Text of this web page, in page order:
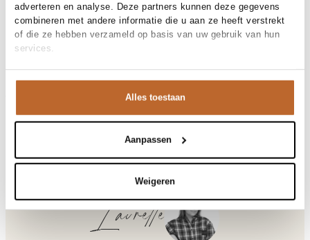
adverteren en analyse. Deze partners kunnen deze gegevens
combineren met andere informatie die u aan ze heeft verstrekt
of die ze hebben verzameld op basis van uw gebruik van hun
services.
Alles toestaan
Aanpassen
Weigeren
Fabric
Fabric:
Materiaal
Katoen
Reiniging
30°C machine wash
Maat en pasvorm
Maatadvies
MELLO
Variantnummer
00036703
RED/NAVY
Lange mouw
Gelegenheid
Festival
Mello, katoenen gestreepte jurk
Bij Orangebag ontvang je gratis verzending vanaf €99. Alle
bestellingen worden verzonden met een track & trace-code,
uur op werkdagen? Dan wordt je pakket vandaag nog
Vragen of hulp nodig?
Heb je vragen over onze producten of heb je hulp nodig bij
het plaatsen van een bestelling? Onze klantenservice staat
Shop the look
Laurette